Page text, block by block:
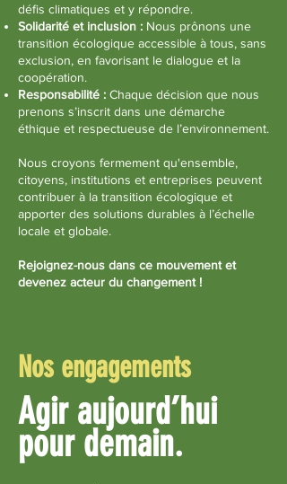
défis climatiques et y répondre.
Solidarité et inclusion : Nous prônons une
transition écologique accessible à tous, sans
exclusion, en favorisant le dialogue et la
coopération.
Responsabilité : Chaque décision que nous
prenons s’inscrit dans une démarche
éthique et respectueuse de l’environnement.
Nous croyons fermement qu'ensemble,
citoyens, institutions et entreprises peuvent
contribuer à la transition écologique et
apporter des solutions durables à l’échelle
locale et globale.
Rejoignez-nous dans ce mouvement et
devenez acteur du changement !
Nos engagements
Agir aujourd’hui
pour demain.